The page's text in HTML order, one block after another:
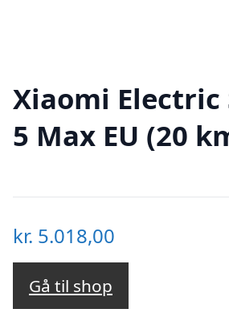
Xiaomi Electric
5 Max EU (20
kr. 5.018,00
Gå til shop